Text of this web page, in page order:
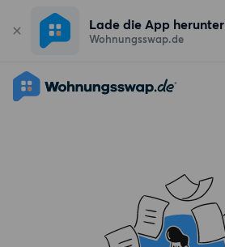
Lade die App herunter
Wohnungsswap.de